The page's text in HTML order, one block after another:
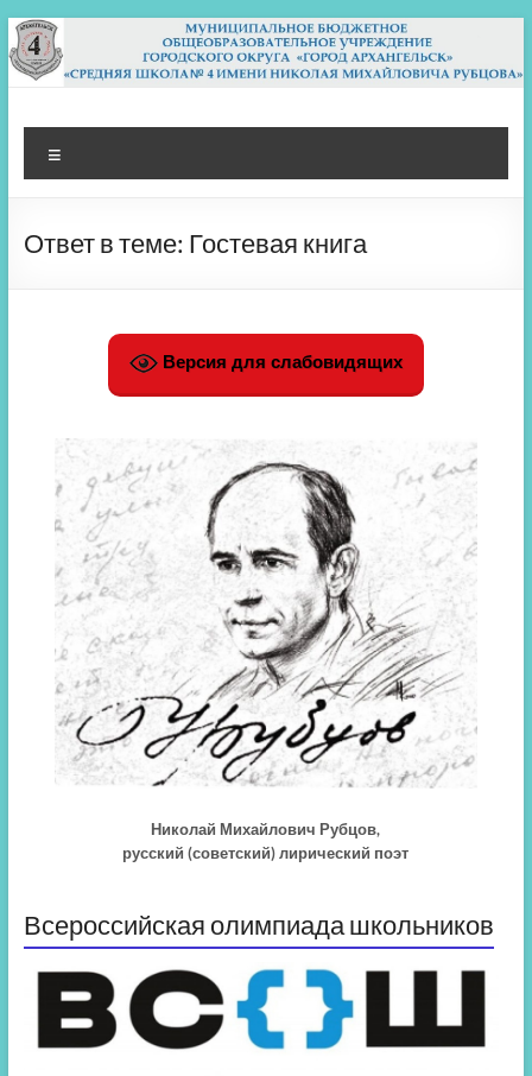
Перейти
к
содержимому
МБОУ СШ 4
Архангельск
Ответ в теме: Гостевая книга
Версия для слабовидящих
Николай Михайлович Рубцов,
русский (советский) лирический поэт
Всероссийская олимпиада школьников